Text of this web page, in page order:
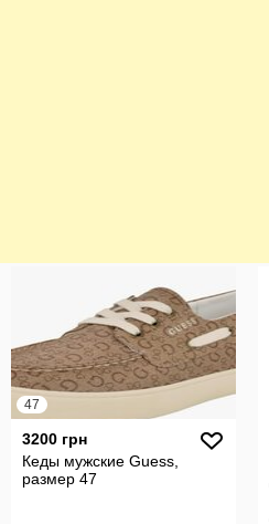
47
3200 грн
Кеды мужские Guess,
размер 47